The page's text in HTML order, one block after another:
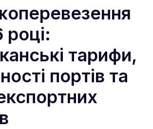
тарифи,
портів та